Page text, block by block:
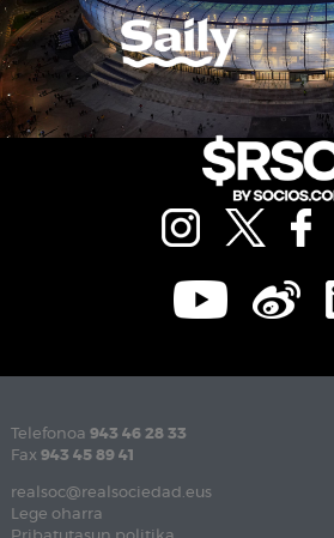
Telefonoa 943 46 28 33
Fax 943 45 89 41
realsoc@realsociedad.eus
Lege oharra